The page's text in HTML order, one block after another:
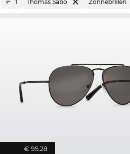
1 Thomas Sabo Zonnebrillen
€ 95,28